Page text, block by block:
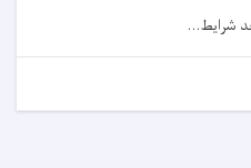
شرایط...